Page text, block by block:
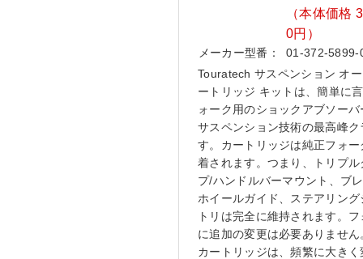
（本体価格
0円）
メーカー型番：
01-372-5899-
Touratech サスペンション オ
ートリッジ キットは、簡単に
ォーク用のショックアブソーバ
サスペンション技術の最高峰ク
す。カートリッジは純正フォー
着されます。つまり、トリプル
プ/ハンドルバーマウント、ブ
ホイールガイド、ステアリング
トリは完全に維持されます。
に追加の変更は必要ありません
カートリッジは、頻繁に大きく